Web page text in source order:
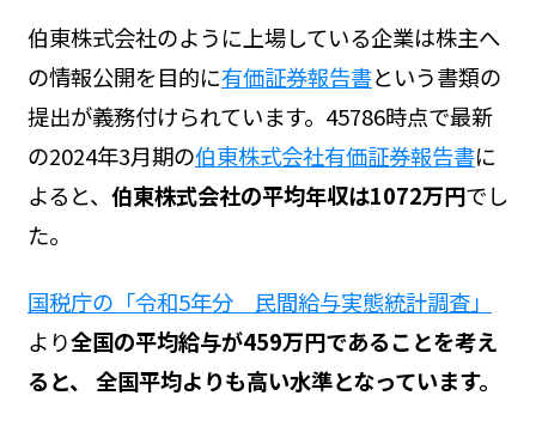
伯東株式会社のように上場している企業は株主へ
の情報公開を目的に有価証券報告書という書類の
提出が義務付けられています。45786時点で最新
の2024年3月期の伯東株式会社有価証券報告書に
よると、 伯東株式会社の平均年収は1072万円でし
た。
国税庁の「令和5年分 民間給与実態統計調査」
より全国の平均給与が459万円であることを考え
ると、 全国平均よりも高い水準となっています。